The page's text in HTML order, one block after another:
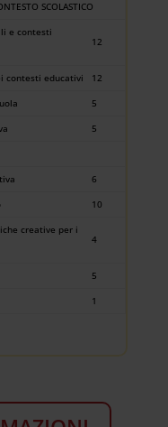
SCOLASTICO
e contesti
12
contesti educativi
12
5
5
6
10
creative per i
4
5
1